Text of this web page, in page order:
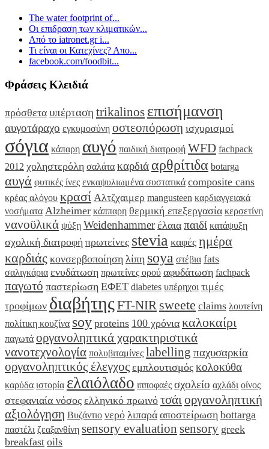
The water footprint of...
Οι επιδραση των κλιματικών...
Από το iatronet.gr i...
Τι είναι οι Κατεχίνες? Απο...
facebook.com/foodbit...
Φράσεις Κλειδιά
πρόσθετα υπέρταση trikalinos επισήμανση
αυγοτάραχο εγκυμοσύνη οστεοπόρωση ισχυρισμοί
σόγια κάπαρη αυγό παιδική διατροφή WFD fachpack
2012 χοληστερόλη σαλάτα καρδιά αρθρίτιδα botarga
αυγά φυτικές ίνες ενκαψυλιωμένα συστατικά composite cans
κρέας αλόγου κρασί Αλτζχαιμερ mangusteen καρδιαγγειακά
νοσήματα Alzheimer κάππαρη θερμική επεξεργασία κερσετίνη
νανοϋλικά ψύξη Weidenhammer έλαια παιδί κατάψυξη
σχολική διατροφή πρωτείνες stevia καφές ημέρα
καρδιάς κονσερβοποίηση λίπη soya στέβια fats
σαλιγκάρια ενυδάτωση πρωτεΐνες ορού αφυδάτωση fachpack
παγωτό παστερίωση ΕΦΕΤ diabetes υπέρηχοι τιμές
τροφίμων διαβήτηςFT-NIR sweete claims λουτείνη
πολίτικη κουζίνα soy proteins 100 χρόνια καλοκαίρι
παγωτά οργανοληπτικά χαρακτηριστικά
νανοτεχνολογία πολυβιταμίνες labelling παχυσαρκία
οργανοληπτικός έλεγχος εμπλουτισμός κολοκύθα
καρύδα ιστορία ελαιόλαδο ιπποφαές σχολείο αχλάδι οίνος
στεφανιαία νόσος ελληνικό πρωινό τσάι οργανοληπτική
αξιολόγηση Βυζάντιο νερό λιπαρά αποστείρωση bottarga
παστέλι ζεαξανθίνη sensory evaluation sensory greek
breakfast oils